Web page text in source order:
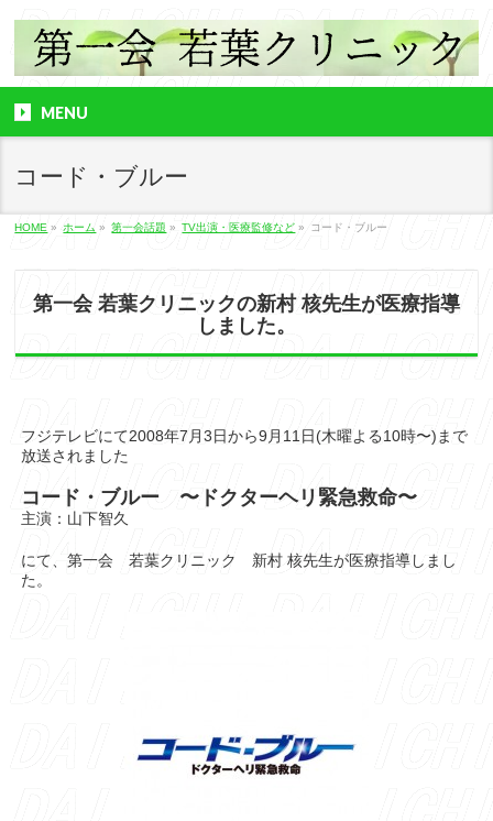
MENU
コード・ブルー
HOME » ホーム » 第一会話題 » TV出演・医療監修など » コード・ブルー
第一会 若葉クリニックの新村 核先生が医療指導
しました。
フジテレビにて2008年7月3日から9月11日(木曜よる10時〜)まで
放送されました
コード・ブルー 〜ドクターヘリ緊急救命〜
主演：山下智久
にて、第一会 若葉クリニック 新村 核先生が医療指導しまし
た。